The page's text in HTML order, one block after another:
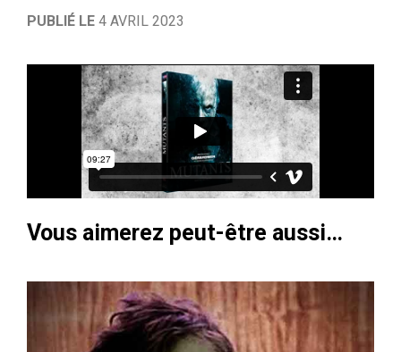
PUBLIÉ LE 4 AVRIL 2023
Vous aimerez peut-être aussi…